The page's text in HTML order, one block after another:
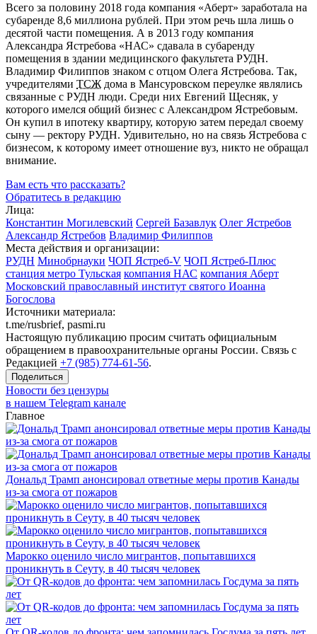
Всего за половину 2018 года компания «Аберт» заработала на
субаренде 8,6 миллиона рублей. При этом речь шла лишь о
десятой части помещения. А в 2013 году компания
Александра Ястребова «НАС» сдавала в субаренду
помещения в здании медицинского факультета РУДН.
Владимир Филиппов знаком с отцом Олега Ястребова. Так,
учредителями ТСЖ дома в Мансуровском переулке являлись
связанные с РУДН люди. Среди них Евгений Щесняк, у
которого имелся общий бизнес с Александром Ястребовым.
Он купил в ипотеку квартиру, которую затем передал своему
сыну — ректору РУДН. Удивительно, но на связь Ястребова с
бизнесом, к которому имеет отношение вуз, никто не обращал
внимание.
Вам есть что рассказать?
Обратитесь в редакцию
Лица:
Константин Могилевский Сергей Базавлук Олег Ястребов
Александр Ястребов Владимир Филиппов
Места действия и организации:
РУДН Минобрнауки ЧОП Ястреб-V ЧОП Ястреб-Плюс
станция метро Тульская компания НАС компания Аберт
Московский православный институт святого Иоанна
Богослова
Источники материала:
t.me/rusbrief, pasmi.ru
Настоящую публикацию просим считать официальным
обращением в правоохранительные органы России. Связь с
Редакцией +7 (985) 774-61-56.
Поделиться
Новости без цензуры
в нашем Telegram канале
Главное
Дональд Трамп анонсировал ответные меры против Канады
из-за смога от пожаров
Марокко оценило число мигрантов, попытавшихся
проникнуть в Сеуту, в 40 тысяч человек